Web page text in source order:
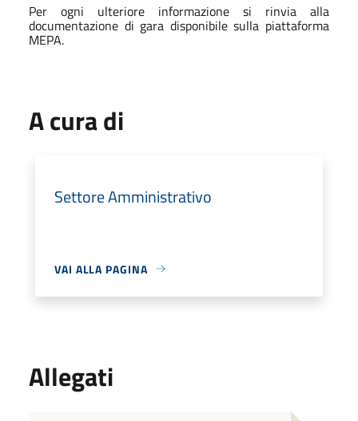
Per ogni ulteriore informazione si rinvia alla
documentazione di gara disponibile sulla piattaforma
MEPA.
A cura di
Settore Amministrativo
VAI ALLA PAGINA
Allegati